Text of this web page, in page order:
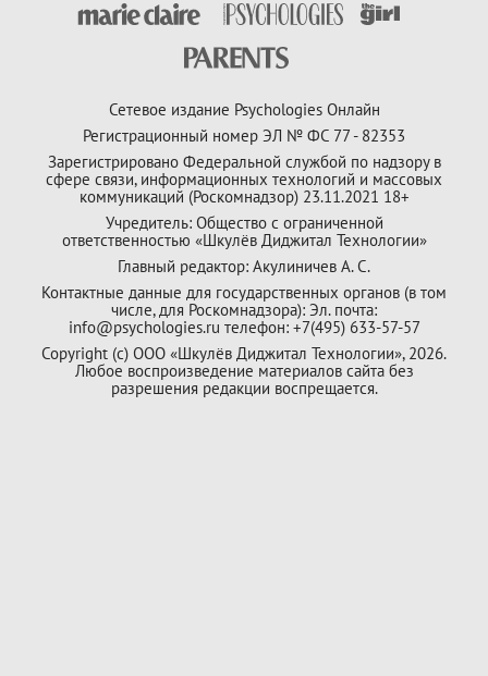
Сетевое издание Psychologies Онлайн
Регистрационный номер ЭЛ № ФС 77 - 82353
Зарегистрировано Федеральной службой по надзору в
сфере связи, информационных технологий и массовых
коммуникаций (Роскомнадзор) 23.11.2021 18+
Учредитель: Общество с ограниченной
ответственностью «Шкулёв Диджитал Технологии»
Главный редактор: Акулиничев А. С.
Контактные данные для государственных органов (в том
числе, для Роскомнадзора): Эл. почта:
info@psychologies.ru телефон: +7(495) 633-57-57
Copyright (с) ООО «Шкулёв Диджитал Технологии», 2026.
Любое воспроизведение материалов сайта без
разрешения редакции воспрещается.